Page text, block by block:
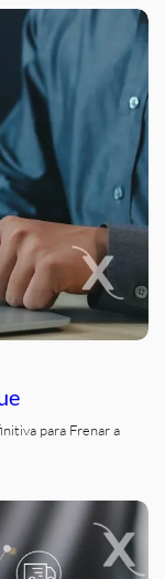
para Frenar a